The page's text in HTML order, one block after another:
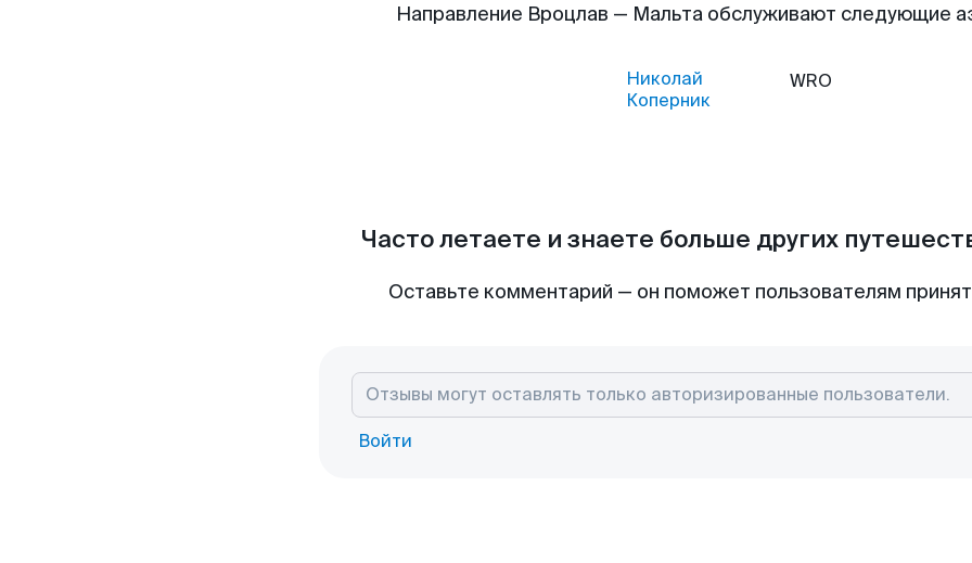
Направление Вроцлав — Мальта обслуживают следующие
Николай
Коперник
WRO
Часто летаете и знаете больше других
Оставьте комментарий — он поможет пользователям
Войти